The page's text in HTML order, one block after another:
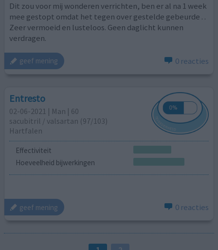
Dit zou voor mij wonderen verrichten, ben er al na 1 week
mee gestopt omdat het tegen over gestelde gebeurde . .
Zeer vermoeid en lusteloos. Geen daglicht kunnen
verdragen.
geef mening 0 reacties
Entresto
02-06-2021 | Man | 60
sacubitril / ​valsartan (97/103)
Hartfalen
Effectiviteit
Hoeveelheid bijwerkingen
geef mening 0 reacties